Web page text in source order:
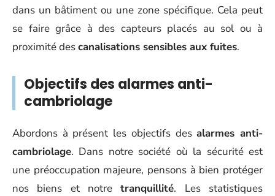
dans un bâtiment ou une zone spécifique. Cela peut
se faire grâce à des capteurs placés au sol ou à
proximité descanalisations sensibles aux fuites.
Objectifs des alarmes anti-
cambriolage
Abordons à présent les objectifs desalarmes anti-
cambriolage. Dans notre société où la sécurité est
une préoccupation majeure, pensons à bien protéger
nos biens et notretranquillité. Les statistiques